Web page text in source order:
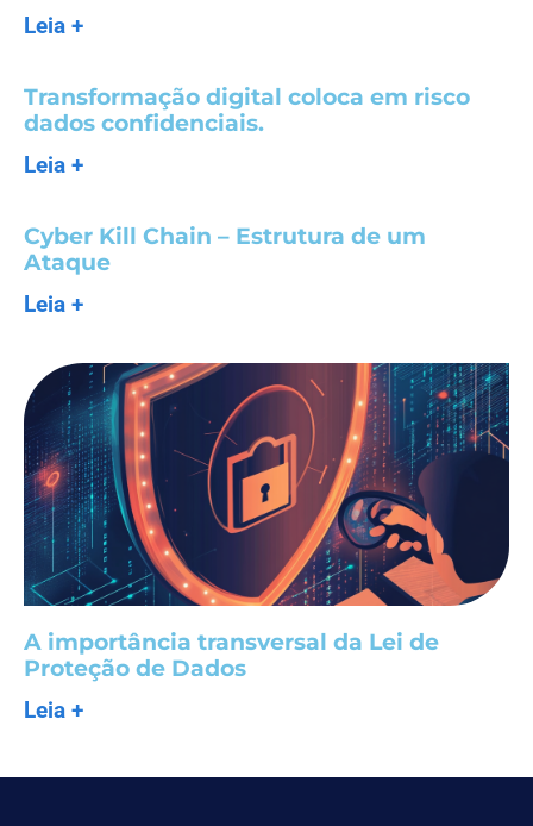
Leia +
Transformação digital coloca em risco
dados confidenciais.
Leia +
Cyber Kill Chain – Estrutura de um
Ataque
Leia +
A importância transversal da Lei de
Proteção de Dados
Leia +